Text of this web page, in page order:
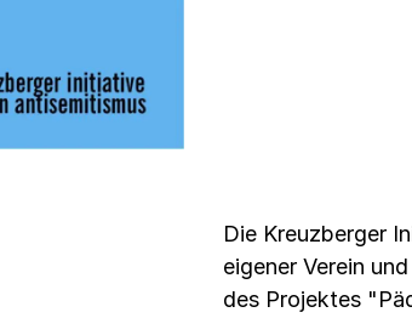
Die Kreuzberger
eigener Verein
des Projektes